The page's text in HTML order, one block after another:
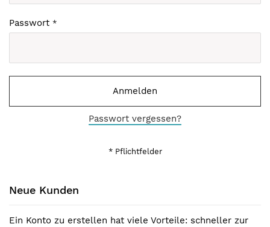
Passwort
Anmelden
Passwort vergessen?
Neue Kunden
Ein Konto zu erstellen hat viele Vorteile: schneller zur